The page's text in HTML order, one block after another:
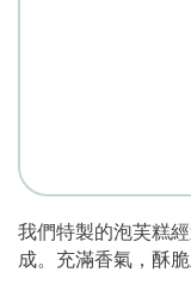
我們特製的泡芙糕
成。充滿香氣，酥脆